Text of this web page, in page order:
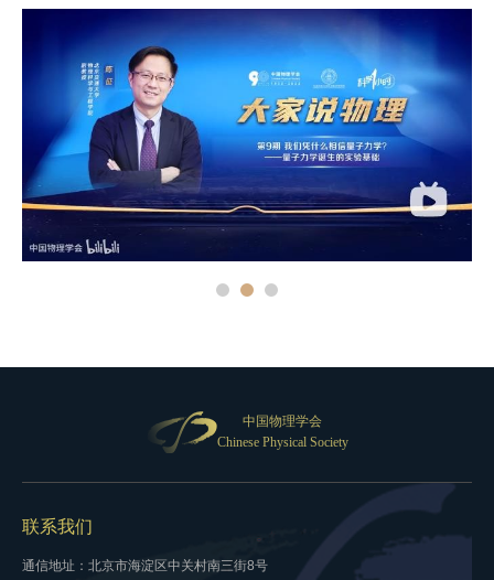
中国物理学会
Chinese Physical Society
联系我们
通信地址：北京市海淀区中关村南三街8号